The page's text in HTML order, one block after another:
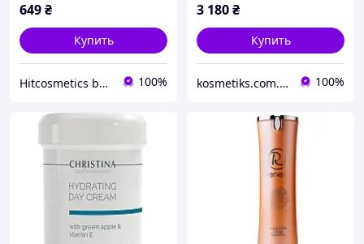
649₴
Купить
Hitcosmetics by Esferia 100%
3 180₴
Купить
kosmetiks.com.ua 100%